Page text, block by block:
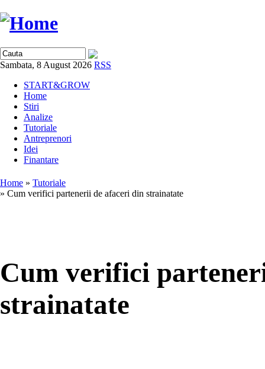
Sambata, 8 August 2026 RSS
START&GROW
Home
Stiri
Analize
Tutoriale
Antreprenori
Idei
Finantare
Home » Tutoriale
» Cum verifici partenerii de afaceri din strainatate
Cum verifici
strainatate